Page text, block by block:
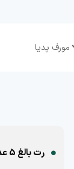
مورف پدیا
رت بالغ 5 عددی (Adult Frozen Rat)